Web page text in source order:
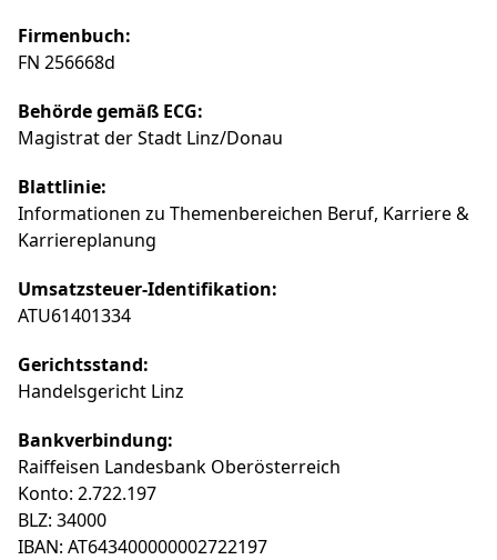
Firmenbuch:
FN 256668d
Behörde gemäß ECG:
Magistrat der Stadt Linz/Donau
Blattlinie:
Informationen zu Themenbereichen Beruf, Karriere &
Karriereplanung
Umsatzsteuer-Identifikation:
ATU61401334
Gerichtsstand:
Handelsgericht Linz
Bankverbindung:
Raiffeisen Landesbank Oberösterreich
Konto: 2.722.197
BLZ: 34000
IBAN: AT643400000002722197